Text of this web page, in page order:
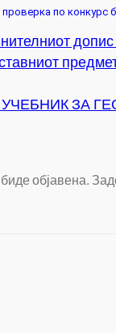
по конкурс
ЗА
објавена.